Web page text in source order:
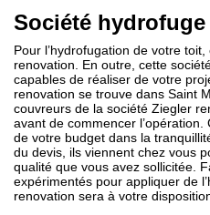
Société
Pour l’hydrofugation de votre
renovation. En outre, cette
capables de réaliser de votre
renovation se trouve dans Saint
couvreurs de la société Ziegler
avant de commencer
de votre budget dans la
du devis, ils viennent chez vous
qualité que vous avez sollicitée.
expérimentés pour appliquer de
renovation sera à votre